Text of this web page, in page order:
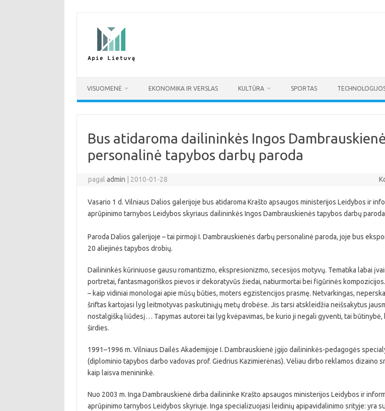
VISUOMENĖ EKONOMIKA IR VERSLAS KULTŪRA SPORTAS
Bus atidaroma dailininkės Ingos
personalinė tapybos darbų paroda
pagaladmin 2010-01-28
Vasario 1 d. Vilniaus Dalios galerijoje bus atidaroma Krašto apsaugos ministerijos Leidybos ir
aprūpinimo tarnybos Leidybos skyriaus dailininkės Ingos Dambrauskienės tapybos darbų
Paroda Dalios galerijoje – tai pirmoji I. Dambrauskienės darbų personalinė paroda, joje bus
20 aliejinės tapybos drobių.
Dailininkės kūriniuose gausu romantizmo, ekspresionizmo, secesijos motyvų. Tematika labai
portretai, fantasmagoriškos pievos ir dekoratyvūs žiedai, natiurmortai bei figūrinės
– kaip vidiniai monologai apie mūsų būties, moters egzistencijos prasmę. Netvarkingas,
šriftas kartojasi lyg leitmotyvas paskutiniųjų metų drobėse. Jis tarsi atskleidžia neišsakytus
nostalgišką liūdesį… Tapymas autorei tai lyg kvėpavimas, be kurio ji negali gyventi, tai būtinybė,
širdies.
1991–1996 m. Vilniaus Dailės Akademijoje I. Dambrauskienė įgijo dailininkės-pedagogės
(diplominio tapybos darbo vadovas prof. Giedrius Kazimierėnas). Vėliau dirbo reklamos dizaino
kaip laisva menininkė.
Nuo 2003 m. Inga Dambrauskienė dirba dailininke Krašto apsaugos ministerijos Leidybos ir
aprūpinimo tarnybos Leidybos skyriuje. Inga specializuojasi leidinių apipavidalinimo srityje: yra